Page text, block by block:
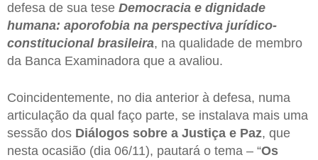
defesa de sua tese Democracia e dignidade
humana: aporofobia na perspectiva jurídico-
constitucional brasileira, na qualidade de membro
da Banca Examinadora que a avaliou.
Coincidentemente, no dia anterior à defesa, numa
articulação da qual faço parte, se instalava mais uma
sessão dos Diálogos sobre a Justiça e Paz, que
nesta ocasião (dia 06/11), pautará o tema – “Os